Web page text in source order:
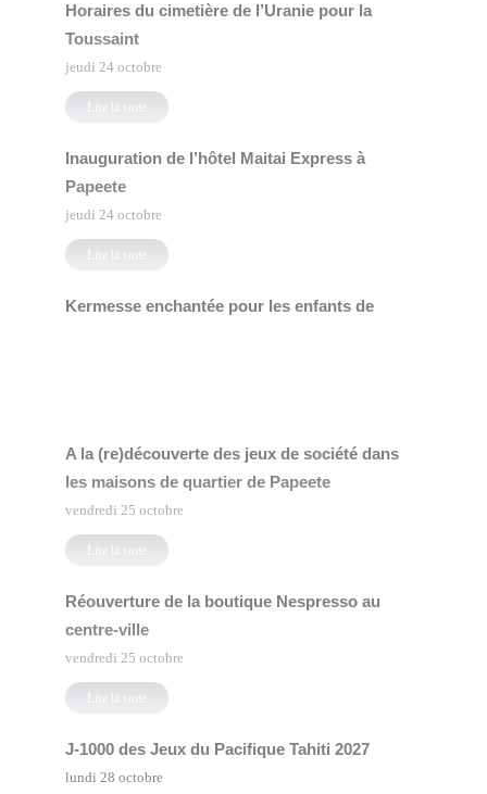
Horaires du cimetière de l’Uranie pour la
Toussaint
jeudi 24 octobre
Lire la suite
Inauguration de l’hôtel Maitai Express à
Papeete
jeudi 24 octobre
Lire la suite
Kermesse enchantée pour les enfants de
A la (re)découverte des jeux de société dans
les maisons de quartier de Papeete
vendredi 25 octobre
Lire la suite
Réouverture de la boutique Nespresso au
centre-ville
vendredi 25 octobre
Lire la suite
J-1000 des Jeux du Pacifique Tahiti 2027
lundi 28 octobre